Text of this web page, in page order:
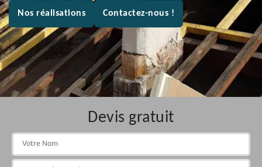
Nos réalisations Contactez-nous !
Devis gratuit